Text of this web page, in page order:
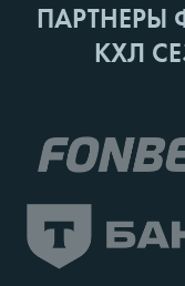
ПАРТНЕРЫ
КХЛ